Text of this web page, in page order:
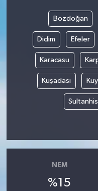
Bozdoğan
Didim Efeler
Karacasu
Kuşadası
NEM
%15
Bilim, Teknoloji